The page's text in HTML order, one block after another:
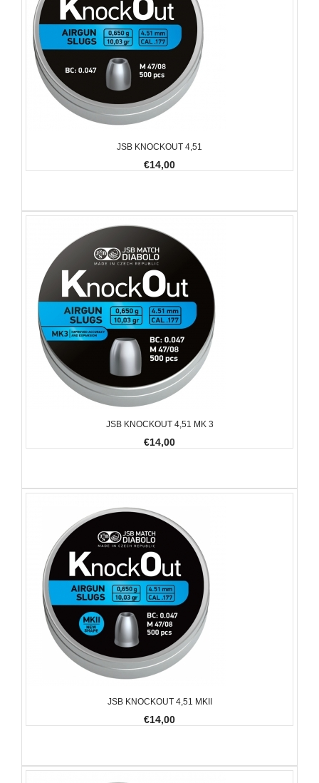
JSB KNOCKOUT 4,51
€14,00
JSB KNOCKOUT 4,51 MK 3
€14,00
JSB KNOCKOUT 4,51 MKII
€14,00